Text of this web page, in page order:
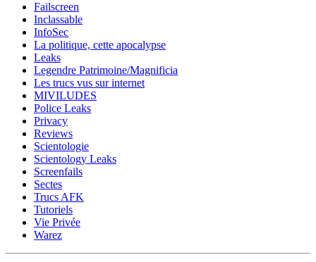
Failscreen
Inclassable
InfoSec
La politique, cette apocalypse
Leaks
Legendre Patrimoine/Magnificia
Les trucs vus sur internet
MIVILUDES
Police Leaks
Privacy
Reviews
Scientologie
Scientology Leaks
Screenfails
Sectes
Trucs AFK
Tutoriels
Vie Privée
Warez